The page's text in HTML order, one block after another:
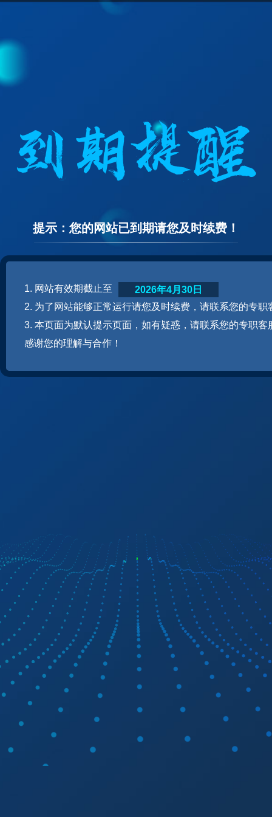
提示：您的网站已到期请您及时续费！
1. 网站有效期截止至
2. 为了网站能够正常运行请您及时续费，请联系您的专职
3. 本页面为默认提示页面，如有疑惑，请联系您的专职客
感谢您的理解与合作！
2026年4月30日